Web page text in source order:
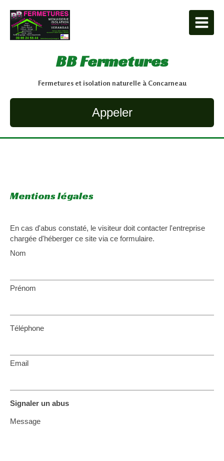
BB Fermetures
Fermetures et isolation naturelle à Concarneau
Appeler
Mentions légales
En cas d'abus constaté, le visiteur doit contacter l'entreprise
chargée d'héberger ce site via ce formulaire.
Nom
Prénom
Téléphone
Email
Signaler un abus
Message